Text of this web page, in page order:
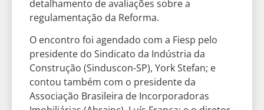
detalhamento de avaliações sobre a
regulamentação da Reforma.
O encontro foi agendado com a Fiesp pelo
presidente do Sindicato da Indústria da
Construção (Sinduscon-SP), York Stefan; e
contou também com o presidente da
Associação Brasileira de Incorporadoras